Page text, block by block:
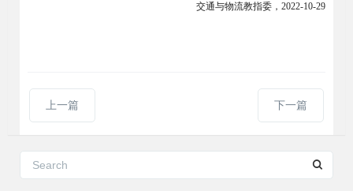
交通与物流教指委，2022-10-29
上一篇 下一篇